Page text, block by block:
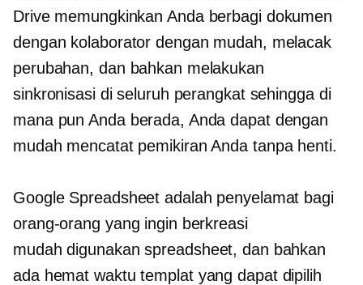
Drive memungkinkan Anda berbagi dokumen
dengan kolaborator dengan mudah, melacak
perubahan, dan bahkan melakukan
sinkronisasi di seluruh perangkat sehingga di
mana pun Anda berada, Anda dapat dengan
mudah mencatat pemikiran Anda tanpa henti.
Google Spreadsheet adalah penyelamat bagi
orang-orang yang ingin berkreasi
mudah digunakan spreadsheet, dan bahkan
ada hemat waktu templat yang dapat dipilih